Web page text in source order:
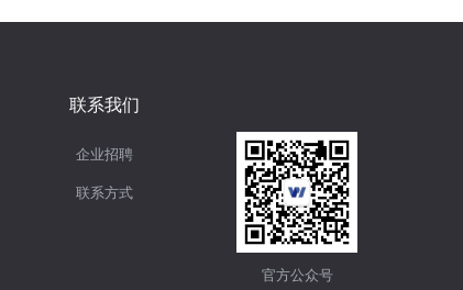
联系我们
企业招聘
联系方式
官方公众号